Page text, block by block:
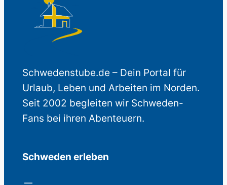
Schwedenstube.de – Dein Portal für
Urlaub, Leben und Arbeiten im Norden.
Seit 2002 begleiten wir Schweden-
Fans bei ihren Abenteuern.
Schweden erleben